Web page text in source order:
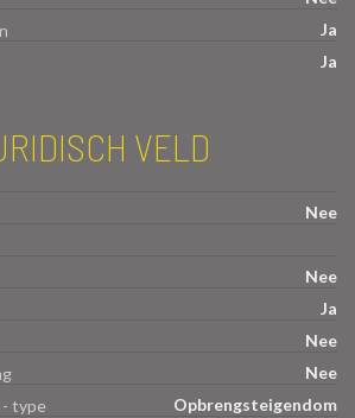
Ja
Ja
VELD
Nee
Nee
Ja
Nee
Nee
type
Opbrengsteigendom